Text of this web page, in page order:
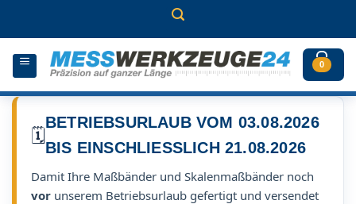
0
🗓️
BETRIEBSURLAUB VOM 03.08.2026
BIS EINSCHLIESSLICH 21.08.2026
Damit Ihre Maßbänder und Skalenmaßbänder noch
vor unserem Betriebsurlaub gefertigt und versendet